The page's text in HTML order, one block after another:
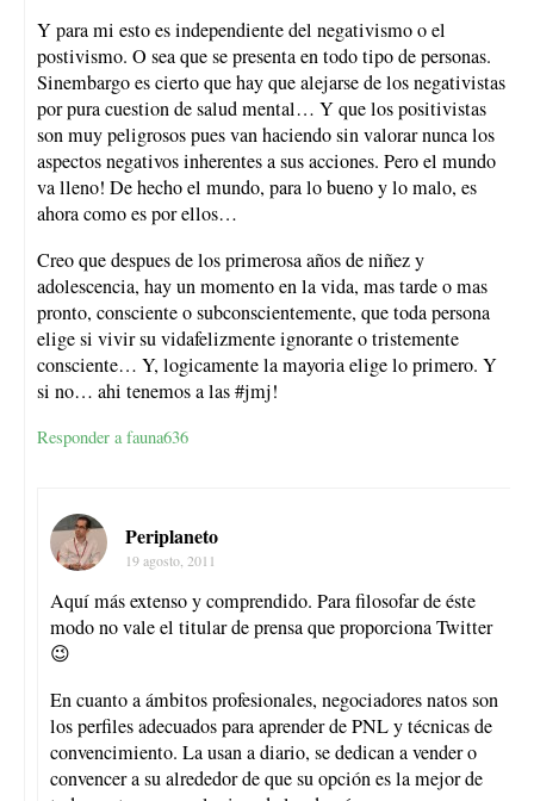
Y para mi esto es independiente del negativismo o el
postivismo. O sea que se presenta en todo tipo de personas.
Sinembargo es cierto que hay que alejarse de los negativistas
por pura cuestion de salud mental… Y que los positivistas
son muy peligrosos pues van haciendo sin valorar nunca los
aspectos negativos inherentes a sus acciones. Pero el mundo
va lleno! De hecho el mundo, para lo bueno y lo malo, es
ahora como es por ellos…
Creo que despues de los primerosa años de niñez y
adolescencia, hay un momento en la vida, mas tarde o mas
pronto, consciente o subconscientemente, que toda persona
elige si vivir su vidafelizmente ignorante o tristemente
consciente… Y, logicamente la mayoria elige lo primero. Y
si no… ahi tenemos a las #jmj!
Responder a fauna636
Periplaneto
19 agosto, 2011
Aquí más extenso y comprendido. Para filosofar de éste
modo no vale el titular de prensa que proporciona Twitter
😉
En cuanto a ámbitos profesionales, negociadores natos son
los perfiles adecuados para aprender de PNL y técnicas de
convencimiento. La usan a diario, se dedican a vender o
convencer a su alrededor de que su opción es la mejor de